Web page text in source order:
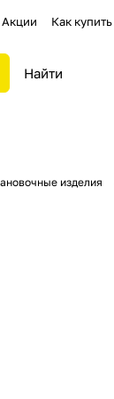
Акции Как купить
изделия